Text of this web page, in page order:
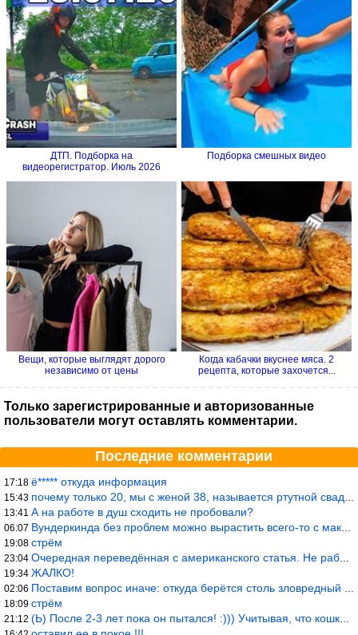
ДТП. Подборка на
видеорегистратор. Июль 2026
Подборка смешных видео
Вещи, которые выглядят дорого
независимо от цены
Когда кабачки вкуснее мяса. 2
рецепта, которые захочется...
Только зарегистрированные и авторизованные
пользователи могут оставлять комментарии.
Последние комментарии
17:18 ё***** откуда информация
15:43 почему только 20, мы с женой 38, называется ртутной свадьбой, гр
13:41 А на работе в душ сходить не пробовали?
06:07 Вундеркинда без проблем можно вырастить всего-то с максимально р
19:08 стрём
23:04 Очередная переведённая с американского статья. Не работает эта ф
19:34 ЖАЛКО!
02:06 Поставим вопрос иначе: откуда берётся столь зловредный феминизм?
18:09 стрём
21:12 (Ь) После 2-3 лет пока он пытался! :))) Учитывая, что кошки 10-1